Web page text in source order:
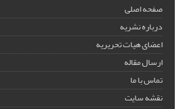
صفحه اصلی
درباره نشریه
اعضای هیات تحریریه
ارسال مقاله
تماس با ما
نقشه سایت